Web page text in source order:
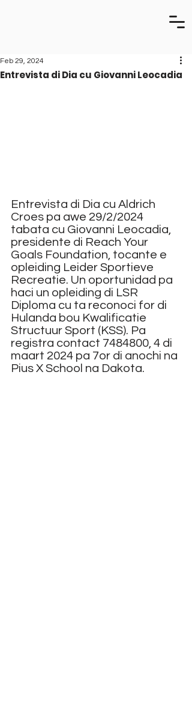
Entrevista di Dia cu Giovanni Leocadia
Feb 29, 2024
Entrevista di Dia cu Aldrich
Croes pa awe 29/2/2024
tabata cu Giovanni Leocadia,
presidente di Reach Your
Goals Foundation, tocante e
opleiding Leider Sportieve
Recreatie. Un oportunidad pa
haci un opleiding di LSR
Diploma cu ta reconoci for di
Hulanda bou Kwalificatie
Structuur Sport (KSS). Pa
registra contact 7484800, 4 di
maart 2024 pa 7or di anochi na
Pius X School na Dakota.